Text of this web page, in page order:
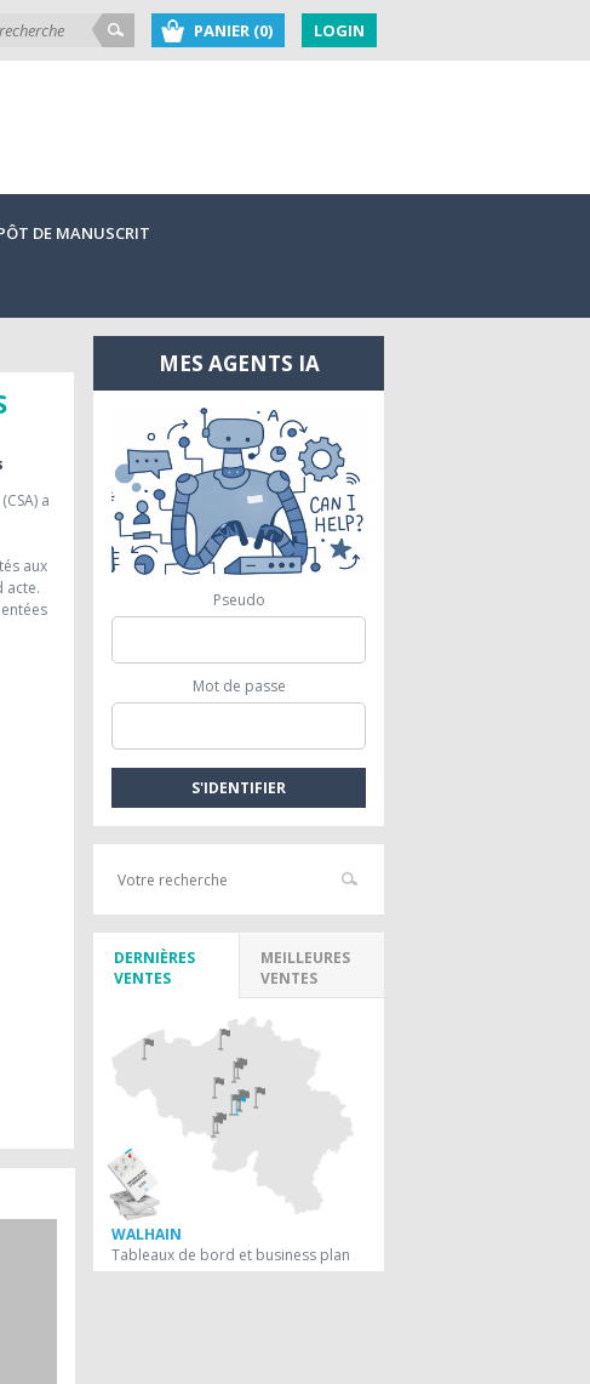
PANIER (0) LOGIN
DE MANUSCRIT
a
aux
acte.
MES AGENTS IA
Pseudo
Mot de passe
DERNIÈRES
VENTES
MEILLEURES
VENTES
WALHAIN
Tableaux de bord et business plan